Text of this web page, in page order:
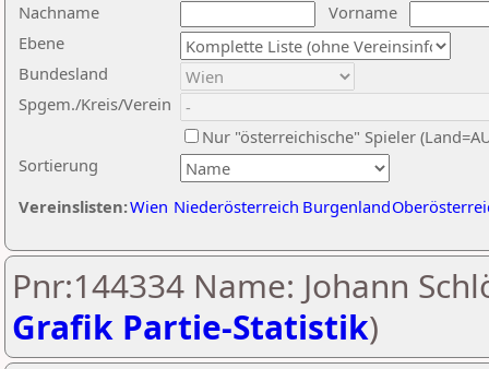
Nachname
Vorname
Ebene
Sortierung
Bundesland
Spgem./Kreis/Verein
Nur "österreichische" Spieler
Vereinslisten:Wien Niederösterreich Burgenland
Pnr:144334 Name: Johann
Grafik Partie-Statistik)